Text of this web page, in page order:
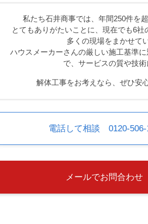
私たち石井商事では、年間250件を
とてもありがたいことに、現在でも6
多くの現場をまかせて
ハウスメーカーさんの厳しい施工基準
で、サービスの質や技
解体工事をお考えなら、ぜひ安
電話して相談 0120-506-
メールでお問合わせ